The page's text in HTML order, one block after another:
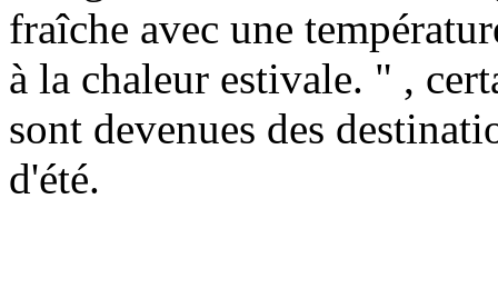
fraîche avec une
à la chaleur estivale. " ,
sont devenues des
d'été.